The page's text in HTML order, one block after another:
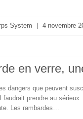
System 4 novembre
en verre,
dangers que peuvent
faudrait prendre au
Les rambardes…